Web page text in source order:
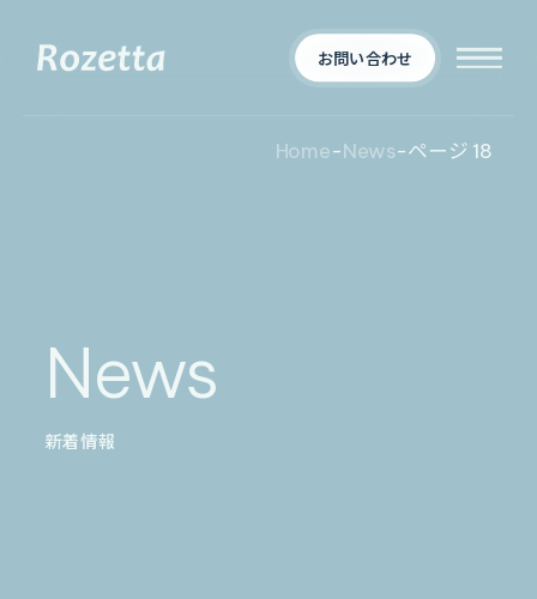
News
お知らせ
適時開示
プロダクト
お問い合わせ
Home-News-ページ 18
News
新着情報